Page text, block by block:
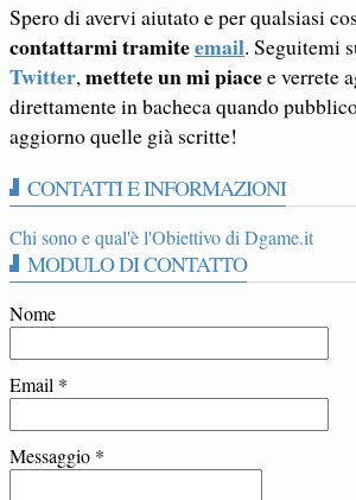
Spero di avervi aiutato e per qualsiasi
contattarmi tramiteemail. Seguitemi
Twitter, mettete un mi piacee verrete
direttamente in bacheca quando
aggiorno quelle già scritte!
CONTATTI E INFORMAZIONI
Chi sono e qual'è l'Obiettivo di Dgame.it
MODULO DI CONTATTO
Nome
Email *
Messaggio *